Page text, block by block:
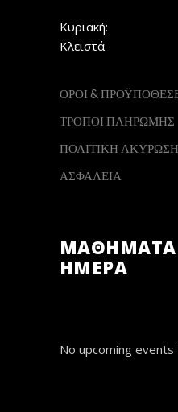
Κυριακή:
Κλειστά
ΟΡΟΙ &
ΤΡΟΠΟΙ ΠΛΗΡΩΜΗΣ
ΠΟΛΙΤΙΚΗ
ΑΣΦΑΛΕΙΑ
ΜΑΘΗΜΑΤΑ
ΗΜΕΡΑ
No upcoming